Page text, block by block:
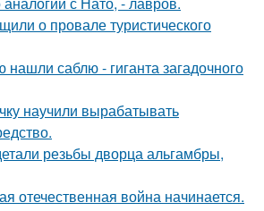
о провале туристического
саблю - гиганта загадочного
научили вырабатывать
резьбы дворца альгамбры,
отечественная война начинается.